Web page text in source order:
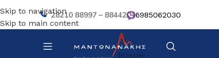
Skip to navigation
Skip to main content
28210 88997 – 88442 6985062030
Αρχική σελίδα/ Μηχανήματα προετοιμασίας